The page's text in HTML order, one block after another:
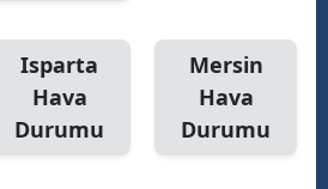
Isparta
Hava
Durumu
Mersin
Hava
Durumu